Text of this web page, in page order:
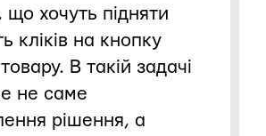
що хочуть підняти
кліків на кнопку
товару. В такій задачі
не саме
рішення, а